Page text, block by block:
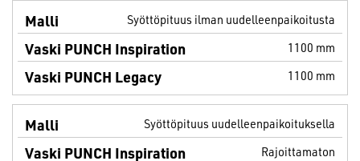
Syöttöpituus ilman uudelleenpaikoitusta
1100 mm
1100 mm
Syöttöpituus uudelleenpaikoituksella
Rajoittamaton